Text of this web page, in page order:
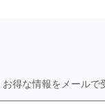
得な情報をメールで